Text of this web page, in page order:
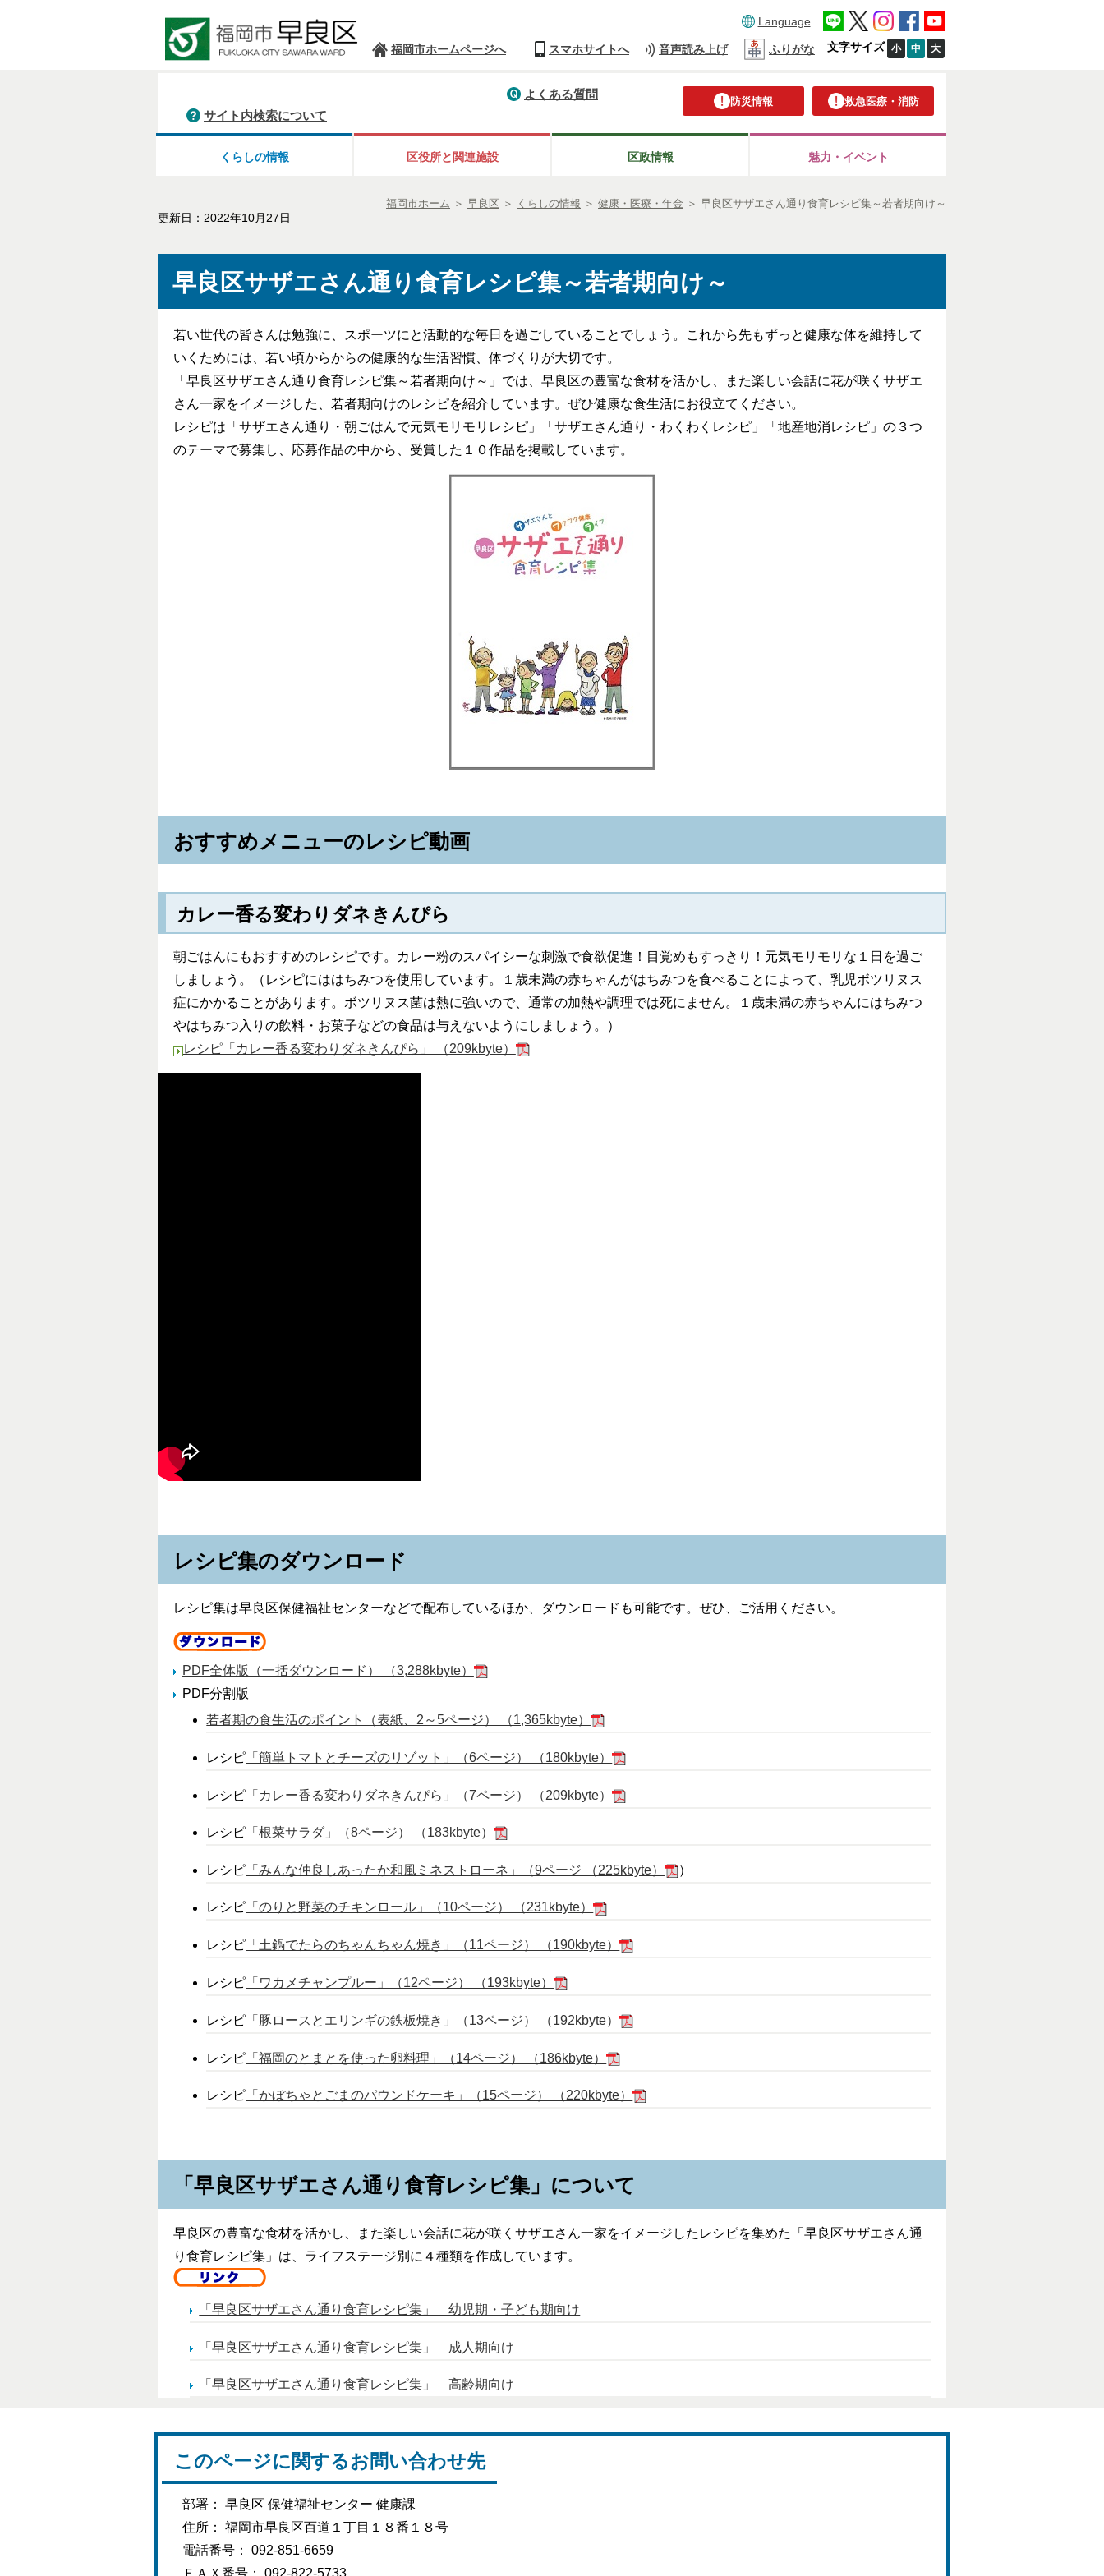
Language
福岡市ホームページへ スマホサイトへ 音声読み上げ ふりがな 文字サイズ 小 中 大
防災情報 救急医療・消防
よくある質問
サイト内検索について
くらしの情報 区役所と関連施設 区政情報 魅力・イベント
福岡市ホーム ＞ 早良区 ＞ くらしの情報 ＞ 健康・医療・年金 ＞ 早良区サザエさん通り食育レシピ集～若者期向け～
更新日：2022年10月27日
早良区サザエさん通り食育レシピ集～若者期向け～
若い世代の皆さんは勉強に、スポーツにと活動的な毎日を過ごしていることでしょう。これから先もずっと健康な体を維持して
いくためには、若い頃からからの健康的な生活習慣、体づくりが大切です。
「早良区サザエさん通り食育レシピ集～若者期向け～」では、早良区の豊富な食材を活かし、また楽しい会話に花が咲くサザエ
さん一家をイメージした、若者期向けのレシピを紹介しています。ぜひ健康な食生活にお役立てください。
レシピは「サザエさん通り・朝ごはんで元気モリモリレシピ」「サザエさん通り・わくわくレシピ」「地産地消レシピ」の３つ
のテーマで募集し、応募作品の中から、受賞した１０作品を掲載しています。
おすすめメニューのレシピ動画
カレー香る変わりダネきんぴら
朝ごはんにもおすすめのレシピです。カレー粉のスパイシーな刺激で食欲促進！目覚めもすっきり！元気モリモリな１日を過ご
しましょう。（レシピにははちみつを使用しています。１歳未満の赤ちゃんがはちみつを食べることによって、乳児ボツリヌス
症にかかることがあります。ボツリヌス菌は熱に強いので、通常の加熱や調理では死にません。１歳未満の赤ちゃんにはちみつ
やはちみつ入りの飲料・お菓子などの食品は与えないようにしましょう。）
レシピ「カレー香る変わりダネきんぴら」 （209kbyte）
レシピ集のダウンロード
レシピ集は早良区保健福祉センターなどで配布しているほか、ダウンロードも可能です。ぜひ、ご活用ください。
PDF全体版（一括ダウンロード） （3,288kbyte）
PDF分割版
若者期の食生活のポイント（表紙、2～5ページ） （1,365kbyte）
レシピ 「簡単トマトとチーズのリゾット」（6ページ） （180kbyte）
レシピ 「カレー香る変わりダネきんぴら」（7ページ） （209kbyte）
レシピ 「根菜サラダ」（8ページ） （183kbyte）
レシピ 「みんな仲良しあったか和風ミネストローネ」（9ページ （225kbyte） ）
レシピ 「のりと野菜のチキンロール」（10ページ） （231kbyte）
レシピ 「土鍋でたらのちゃんちゃん焼き」（11ページ） （190kbyte）
レシピ 「ワカメチャンプルー」（12ページ） （193kbyte）
レシピ 「豚ロースとエリンギの鉄板焼き」（13ページ） （192kbyte）
レシピ 「福岡のとまとを使った卵料理」（14ページ） （186kbyte）
レシピ 「かぼちゃとごまのパウンドケーキ」（15ページ） （220kbyte）
「早良区サザエさん通り食育レシピ集」について
早良区の豊富な食材を活かし、また楽しい会話に花が咲くサザエさん一家をイメージしたレシピを集めた「早良区サザエさん通
り食育レシピ集」は、ライフステージ別に４種類を作成しています。
「早良区サザエさん通り食育レシピ集」 幼児期・子ども期向け
「早良区サザエさん通り食育レシピ集」 成人期向け
「早良区サザエさん通り食育レシピ集」 高齢期向け
このページに関するお問い合わせ先
部署： 早良区 保健福祉センター 健康課
住所： 福岡市早良区百道１丁目１８番１８号
電話番号： 092-851-6659